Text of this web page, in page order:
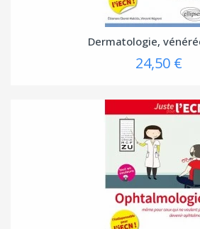
Dermatologie,
24,50 €